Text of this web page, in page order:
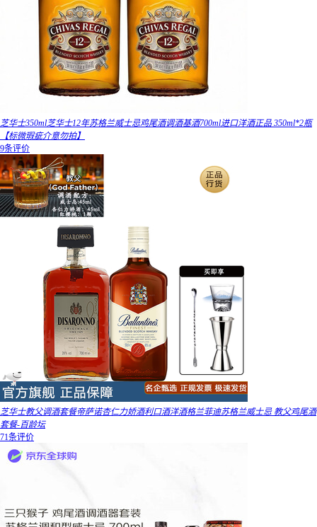
芝华士350ml芝华士12年苏格兰威士忌鸡尾酒调酒基酒700ml进口洋酒正品 350ml*2瓶
【标微瑕疵介意勿拍】
9条评价
芝华士教父调酒套餐帝萨诺杏仁力娇酒利口酒洋酒格兰菲迪苏格兰威士忌 教父鸡尾酒
套餐-百龄坛
71条评价